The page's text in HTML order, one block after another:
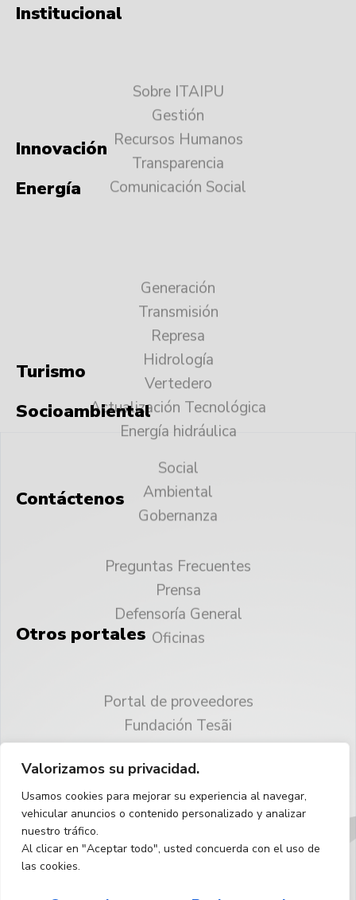
Valorizamos su privacidad.
Usamos cookies para mejorar su experiencia al navegar,
vehicular anuncios o contenido personalizado y analizar
nuestro tráfico.
Al clicar en "Aceptar todo", usted concuerda con el uso de
las cookies.
Institucional
Recursos Humanos
Transparencia
Comunicación Social
Innovación
Energía
Hidrología
Vertedero
Actualización Tecnológica
Energía hidráulica
Turismo
Socioambiental
Social
Ambiental
Gobernanza
Contáctenos
Preguntas Frecuentes
Defensoría General
Oficinas
Otros portales
CAJUBI
Parque Tecnológico ITAIPU
Reservados todos los derechos
Español